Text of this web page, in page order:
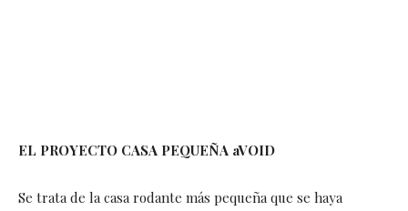
EL PROYECTO CASA PEQUEÑA aVOID
Se trata de la casa rodante más pequeña que se haya